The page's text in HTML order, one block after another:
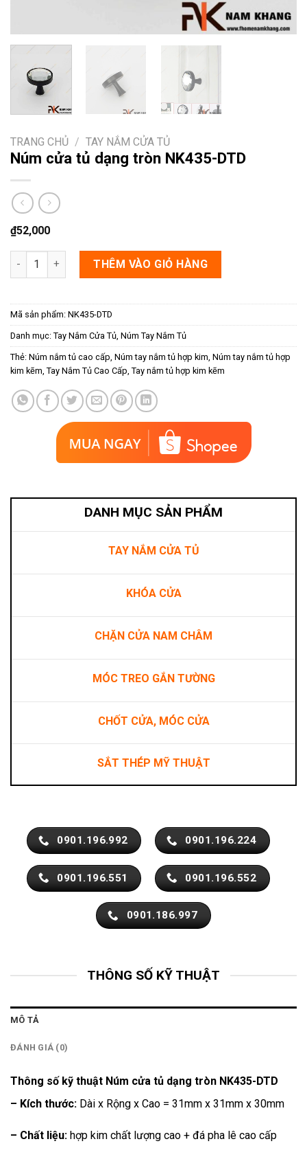
TRANG CHỦ / TAY NẮM CỬA TỦ
Núm cửa tủ dạng tròn NK435-DTD
₫52,000
Núm cửa tủ dạng tròn NK435-DTD số lượng
THÊM VÀO GIỎ HÀNG
Mã sản phẩm: NK435-DTD
Danh mục: Tay Nắm Cửa Tủ Núm Tay Nắm Tủ
Thẻ: Núm nắm tủ cao cấp Núm tay nắm tủ hợp kim Núm tay nắm tủ hợp
kim kẽm Tay Nắm Tủ Cao Cấp Tay nắm tủ hợp kim kẽm
DANH MỤC SẢN PHẨM
TAY NẮM CỬA TỦ
KHÓA CỬA
CHẶN CỬA NAM CHÂM
MÓC TREO GẮN TƯỜNG
CHỐT CỬA, MÓC CỬA
SẮT THÉP MỸ THUẬT
0901.196.992 0901.196.224
0901.196.551 0901.196.552
0901.186.997
THÔNG SỐ KỸ THUẬT
MÔ TẢ
ĐÁNH GIÁ (0)
Thông số kỹ thuật Núm cửa tủ dạng tròn NK435-DTD
– Kích thước: Dài x Rộng x Cao = 31mm x 31mm x 30mm
– Chất liệu: hợp kim chất lượng cao + đá pha lê cao cấp